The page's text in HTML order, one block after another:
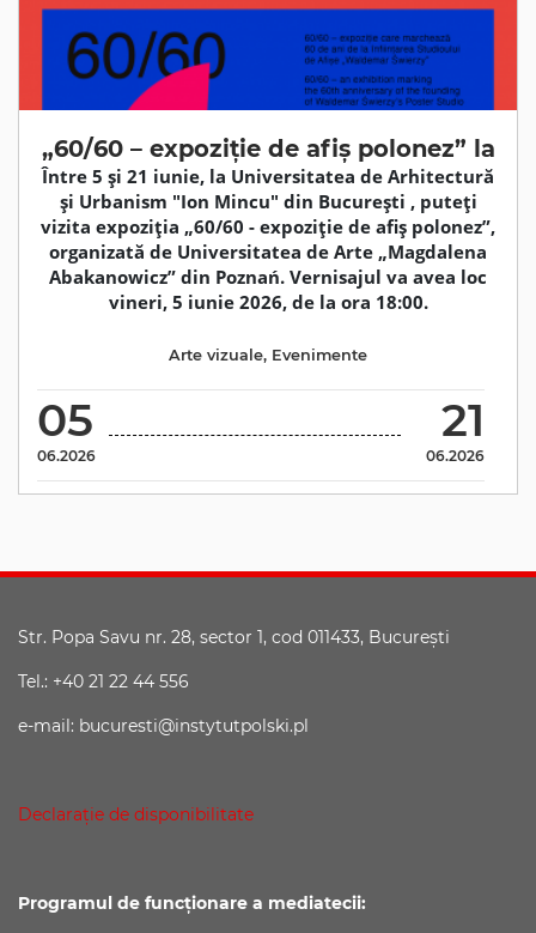
„60/60 – expoziție de afiș polonez” la
Între 5 și 21 iunie, la Universitatea de Arhitectură
și Urbanism "Ion Mincu" din București , puteți
vizita expoziția „60/60 - expoziție de afiș polonez”,
organizată de Universitatea de Arte „Magdalena
Abakanowicz” din Poznań. Vernisajul va avea loc
vineri, 5 iunie 2026, de la ora 18:00.
05
06.2026
21
06.2026
Arte vizuale, Evenimente
Str. Popa Savu nr. 28, sector 1, cod 011433, Bucureşti
Tel.: +40 21 22 44 556
e-mail: bucuresti@instytutpolski.pl
Declaraţie de disponibilitate
Programul de funcționare a mediatecii: